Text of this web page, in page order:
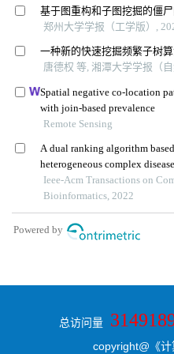
总访问量
copyright@《